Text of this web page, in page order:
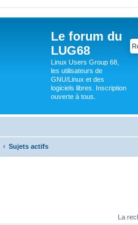
Le forum du
LUG68
Linux Users Group 68,
les utilisateurs de
GNU/Linux et des
logiciels libres. Inscription
ouverte à tous.
Sujets actifs
La